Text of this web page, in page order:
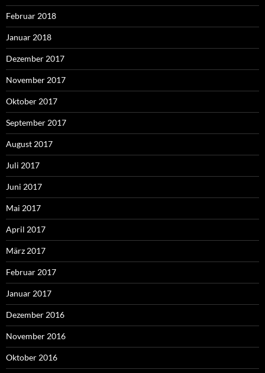
Februar 2018
Januar 2018
Dezember 2017
November 2017
Oktober 2017
September 2017
August 2017
Juli 2017
Juni 2017
Mai 2017
April 2017
März 2017
Februar 2017
Januar 2017
Dezember 2016
November 2016
Oktober 2016